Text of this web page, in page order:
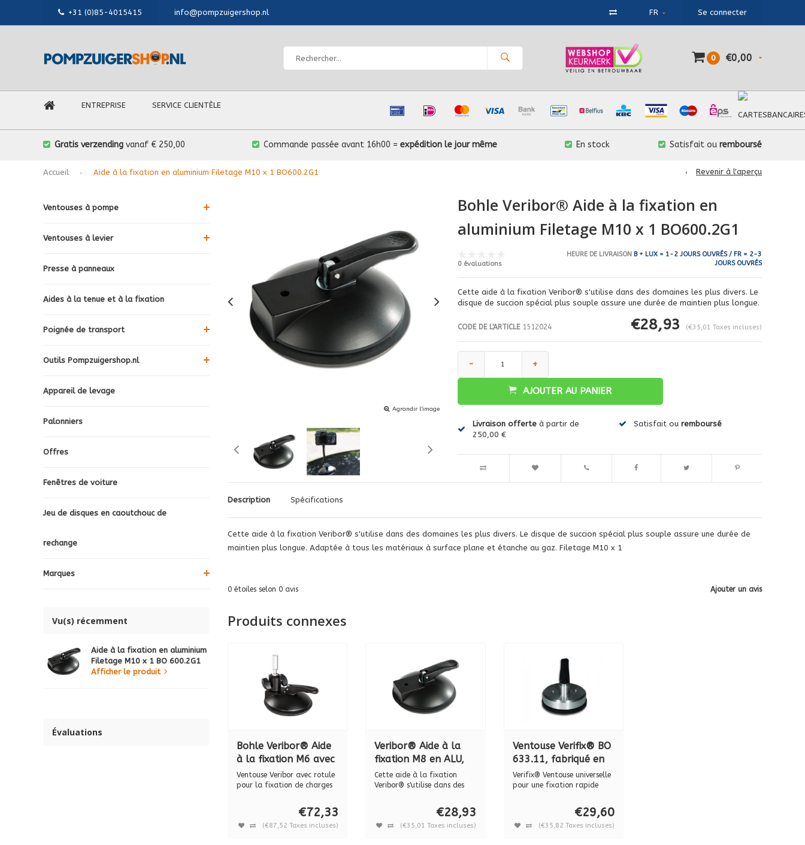
+31 (0)85-4015415 info@pompzuigershop.nl FR Se connecter
0 €0,00
ENTREPRISE SERVICE CLIENTÈLE
Gratis verzending vanaf € 250,00 Commande passée avant 16h00 =expédition le jour même En stock Satisfait ou remboursé
Accueil Aide à la fixation en aluminium Filetage M10 x 1 BO600.2G1 Revenir à l'aperçu
Ventouses à pompe
Ventouses à levier
Presse à panneaux
Aides à la tenue et à la fixation
Poignée de transport
Outils Pompzuigershop.nl
Appareil de levage
Palonniers
Offres
Fenêtres de voiture
Jeu de disques en caoutchouc de
rechange
Marques
Vu(s) récemment
Aide à la fixation en aluminium
Filetage M10 x 1 BO 600.2G1
Afficher le produit
Évaluations
Agrandir l'image
Bohle Veribor® Aide à la fixation en
aluminium Filetage M10 x 1 BO600.2G1
0 évaluations
HEURE DE LIVRAISONB + LUX = 1-2 JOURS OUVRÉS / FR = 2-3
JOURS OUVRÉS
Cette aide à la fixation Veribor® s'utilise dans des domaines les plus divers. Le
disque de succion spécial plus souple assure une durée de maintien plus longue.
CODE DE L'ARTICLE1512024 €28,93 (€35,01 Taxes incluses)
- +
AJOUTER AU PANIER
Livraison offerteà partir de
250,00 €
Satisfait ou remboursé
Description Spécifications
Cette aide à la fixation Veribor® s'utilise dans des domaines les plus divers. Le disque de succion spécial plus souple assure une durée de
maintien plus longue. Adaptée à tous les matériaux à surface plane et étanche au gaz. Filetage M10 x 1
Ajouter un avis
0étoiles selon 0avis
Produits connexes
Bohle Veribor® Aide
à la fixation M6 avec
articulation à bille
BO 600.24
Ventouse Veribor avec rotule
pour la fixation de charges
€72,33
(€87,52 Taxes incluses)
Veribor® Aide à la
fixation M8 en ALU,
BO 600.2G2
Cette aide à la fixation
Veribor® s'utilise dans des
€28,93
(€35,01 Taxes incluses)
Ventouse Verifix® BO
633.11, fabriqué en
acier inoxydable avec
M5 fileté
Verifix® Ventouse universelle
pour une fixation rapide
€29,60
(€35,82 Taxes incluses)